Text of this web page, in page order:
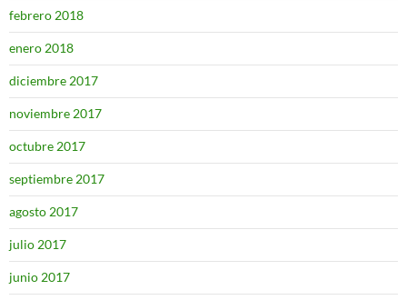
febrero 2018
enero 2018
diciembre 2017
noviembre 2017
octubre 2017
septiembre 2017
agosto 2017
julio 2017
junio 2017